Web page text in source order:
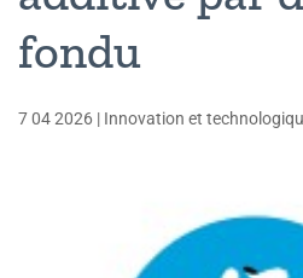
fondu
7 04 2026 | Innovation et